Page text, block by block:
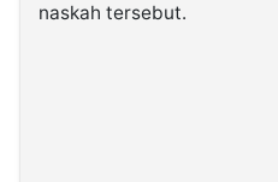
naskah tersebut.